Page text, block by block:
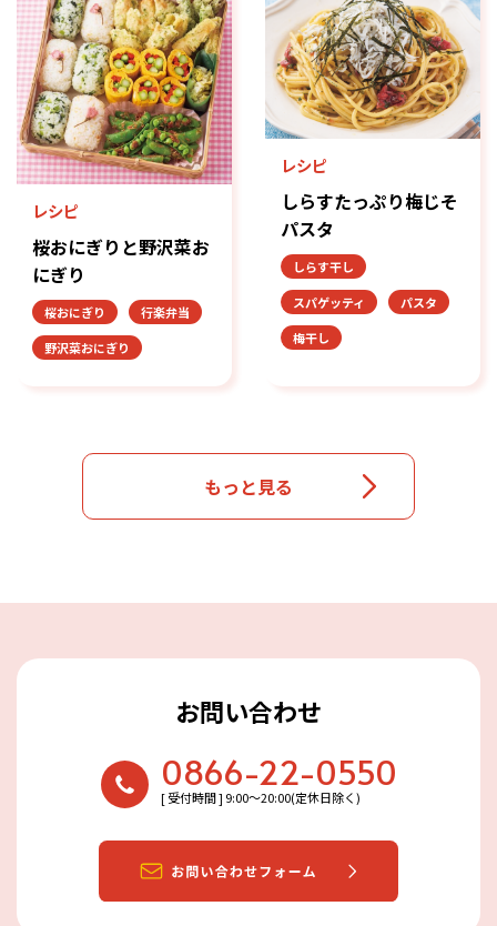
レシピ
桜おにぎりと野沢菜お
にぎり
桜おにぎり
行楽弁当
野沢菜おにぎり
レシピ
しらすたっぷり梅じそ
パスタ
しらす干し
スパゲッティ
パスタ
梅干し
もっと見る
お問い合わせ
0866-22-0550
[ 受付時間 ] 9:00〜20:00(定休日除く)